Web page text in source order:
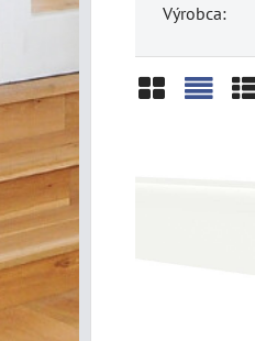
Výrobca: